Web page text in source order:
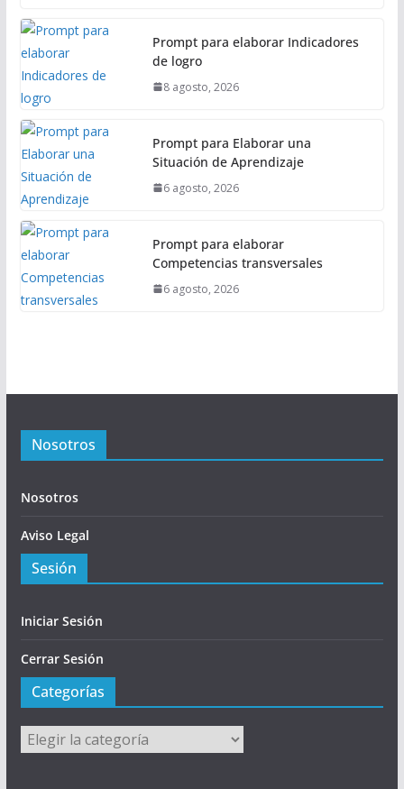
Prompt para elaborar Indicadores
de logro
8 agosto, 2026
Prompt para Elaborar una
Situación de Aprendizaje
6 agosto, 2026
Prompt para elaborar
Competencias transversales
6 agosto, 2026
Nosotros
Nosotros
Aviso Legal
Sesión
Iniciar Sesión
Cerrar Sesión
Categorías
Categorías